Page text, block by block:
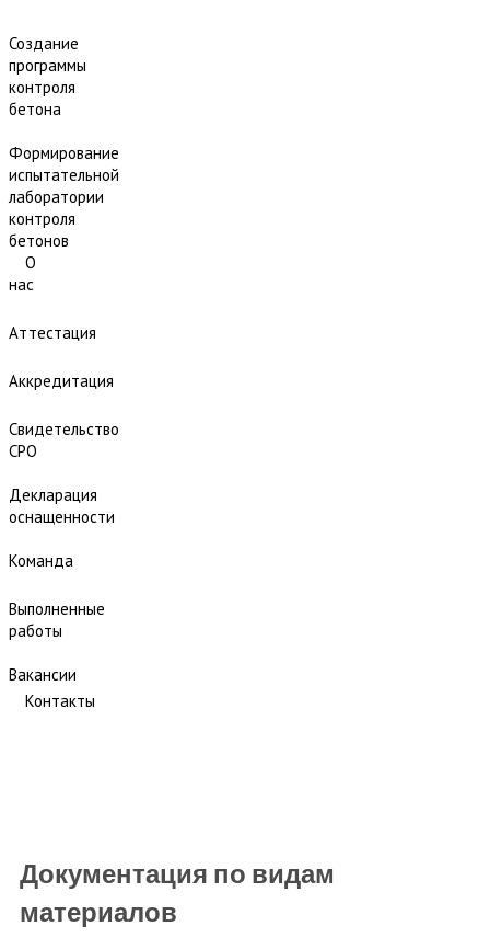
Создание
программы
контроля
бетона
Формирование
испытательной
лаборатории
контроля
бетонов
О
нас
Аттестация
Аккредитация
Свидетельство
СРО
Декларация
оснащенности
Команда
Выполненные
работы
Вакансии
Контакты
Документация по видам
материалов